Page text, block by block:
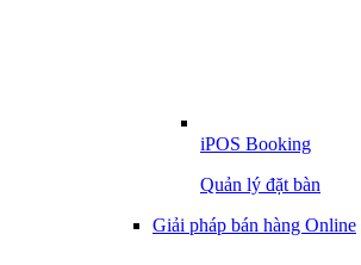
iPOS Booking
Quản lý đặt bàn
Giải pháp bán hàng Online